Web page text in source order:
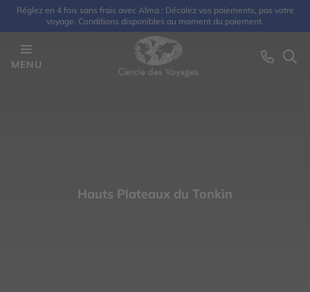
Réglez en 4 fois sans frais avec Alma : Décalez vos paiements, pas votre
voyage. Conditions disponibles au moment du paiement.
MENU
Hauts Plateaux du Tonkin